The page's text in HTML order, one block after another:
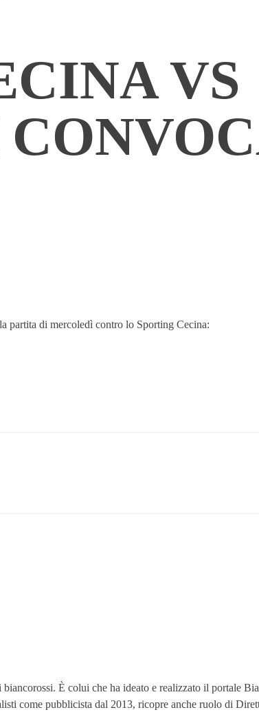
VS
partita di mercoledì contro lo Sporting Cecina:
È colui che ha ideato e realizzato il portale
come pubblicista dal 2013, ricopre anche ruolo di